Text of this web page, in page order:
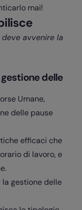
mai!
avvenire la
gestione delle
Umane,
delle pause
efficaci che
di lavoro, e
la gestione delle